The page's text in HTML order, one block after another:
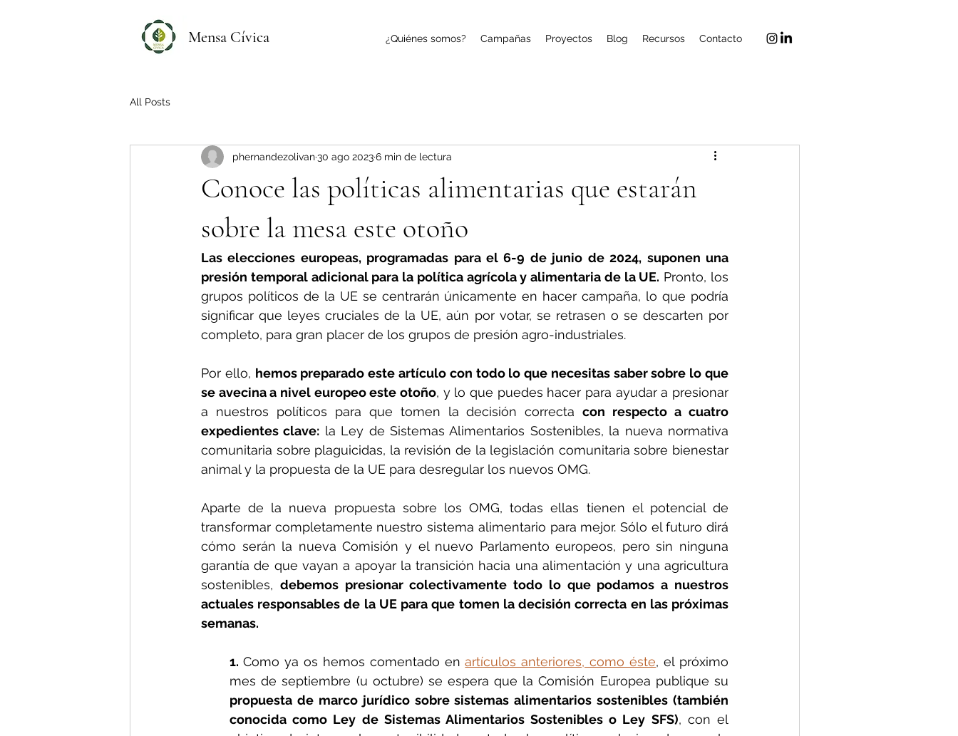
Mensa Cívica ¿Quiénes somos? Campañas Proyectos Blog Recursos Contacto
All Posts
Conoce las políticas alimentarias que estarán
sobre la mesa este otoño
phernandezolivan30 ago 20236 min de lectura
Las elecciones europeas, programadas para el 6-9 de junio de 2024, suponen una
presión temporal adicional para la política agrícola y alimentaria de la UE. Pronto, los
grupos políticos de la UE se centrarán únicamente en hacer campaña, lo que podría
significar que leyes cruciales de la UE, aún por votar, se retrasen o se descarten por
completo, para gran placer de los grupos de presión agro-industriales.
Por ello, hemos preparado este artículo con todo lo que necesitas saber sobre lo que
se avecina a nivel europeo este otoño, y lo que puedes hacer para ayudar a presionar
a nuestros políticos para que tomen la decisión correcta con respecto a cuatro
expedientes clave: la Ley de Sistemas Alimentarios Sostenibles, la nueva normativa
comunitaria sobre plaguicidas, la revisión de la legislación comunitaria sobre bienestar
animal y la propuesta de la UE para desregular los nuevos OMG.
Aparte de la nueva propuesta sobre los OMG, todas ellas tienen el potencial de
transformar completamente nuestro sistema alimentario para mejor. Sólo el futuro dirá
cómo serán la nueva Comisión y el nuevo Parlamento europeos, pero sin ninguna
garantía de que vayan a apoyar la transición hacia una alimentación y una agricultura
sostenibles, debemos presionar colectivamente todo lo que podamos a nuestros
actuales responsables de la UE para que tomen la decisión correcta en las próximas
semanas.
1. Como ya os hemos comentado en artículos anteriores, como éste, el próximo
propuesta de marco jurídico sobre sistemas alimentarios sostenibles (también
conocida como Ley de Sistemas Alimentarios Sostenibles o Ley SFS), con el